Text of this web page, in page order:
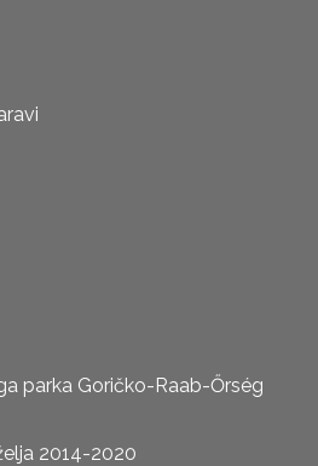
parka Goričko-Raab-Őrség
2014-2020